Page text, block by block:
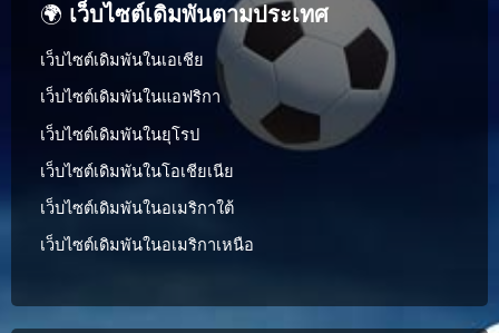
🌍 เว็บไซต์เดิมพันตามประเทศ
เว็บไซต์เดิมพันในเอเชีย
เว็บไซต์เดิมพันในแอฟริกา
เว็บไซต์เดิมพันในยุโรป
เว็บไซต์เดิมพันในโอเชียเนีย
เว็บไซต์เดิมพันในอเมริกาใต้
เว็บไซต์เดิมพันในอเมริกาเหนือ